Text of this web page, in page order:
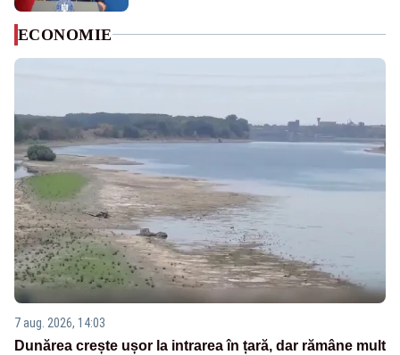
ECONOMIE
7 aug. 2026, 14:03
Dunărea crește ușor la intrarea în țară, dar rămâne mult